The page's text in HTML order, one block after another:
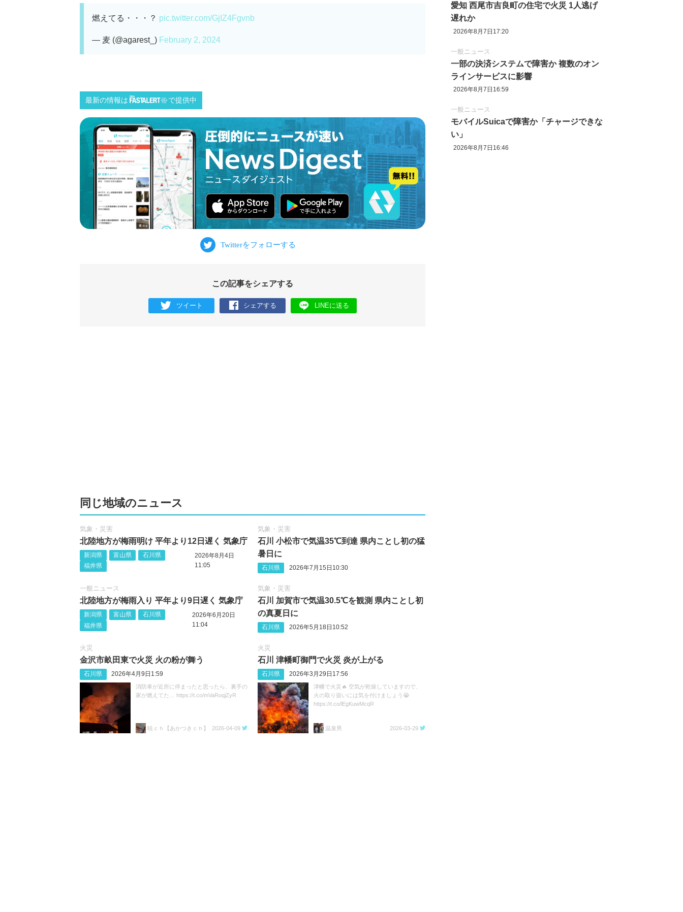
燃えてる・・・？ pic.twitter.com/GjIZ4Fgvnb
— 麦 (@agarest_) February 2, 2024
最新の情報は で提供中
この記事をシェアする
ツイート シェアする LINEに送る
同じ地域のニュース
気象・災害
北陸地方が梅雨明け 平年より12日遅く 気象庁
新潟県 富山県
石川県
福井県
2026年8月4日
11:05
気象・災害
石川 小松市で気温35℃到達 県内ことし初の猛
暑日に
石川県 2026年7月15日10:30
一般ニュース
北陸地方が梅雨入り 平年より9日遅く 気象庁
新潟県 富山県
石川県
福井県
2026年6月20日
11:04
気象・災害
石川 加賀市で気温30.5℃を観測 県内ことし初
の真夏日に
石川県 2026年5月18日10:52
火災
金沢市畝田東で火災 火の粉が舞う
石川県 2026年4月9日1:59
消防車が近所に停まったと思ったら、裏手の
家が燃えてた… https://t.co/mVaRoqjZyR
暁ｃｈ【あかつきｃｈ】 2026-04-09
火災
石川 津幡町御門で火災 炎が上がる
石川県 2026年3月29日17:56
津幡で火災🔥 空気が乾燥していますので、
火の取り扱いには気を付けましょう😭
https://t.co/lEgKuwMcqR
温泉男 2026-03-29
愛知 西尾市吉良町の住宅で火災 1人逃げ
遅れか
2026年8月7日17:20
一般ニュース
一部の決済システムで障害か 複数のオン
ラインサービスに影響
2026年8月7日16:59
一般ニュース
モバイルSuicaで障害か「チャージできな
い」
2026年8月7日16:46